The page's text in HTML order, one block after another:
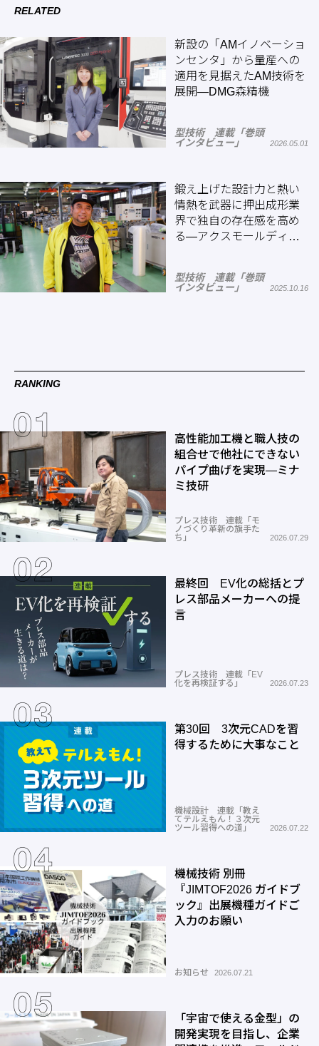
RELATED
新設の「AMイノベーショ
ンセンタ」から量産への
適用を見据えたAM技術を
展開―DMG森精機
型技術 連載「巻頭
インタビュー」
2026.05.01
鍛え上げた設計力と熱い
情熱を武器に押出成形業
界で独自の存在感を高め
る―アクスモールディン
型技術 連載「巻頭
インタビュー」
2025.10.16
RANKING
高性能加工機と職人技の
組合せで他社にできない
パイプ曲げを実現―ミナ
ミ技研
プレス技術 連載「モ
ノづくり革新の旗手た
ち」
2026.07.29
最終回 EV化の総括とプ
レス部品メーカーへの提
言
プレス技術 連載「EV
化を再検証する」
2026.07.23
第30回 3次元CADを習
得するために大事なこと
機械設計 連載「教え
てテルえもん！３次元
ツール習得への道」
2026.07.22
機械技術 別冊
『JIMTOF2026 ガイドブ
ック』出展機種ガイドご
入力のお願い
お知らせ 2026.07.21
「宇宙で使える金型」の
開発実現を目指し、企業